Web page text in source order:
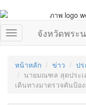
จังหวัดพระ
หน้าหลัก ข่าว
ป
นายมณฑล สุดประเ
เดินทางมาตรวจคันป้